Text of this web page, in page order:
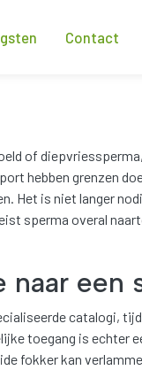
Contact
of
hebben grenzen
Het is niet langer
sperma overal
naar een
catalogi,
toegang is echter
fokker kan